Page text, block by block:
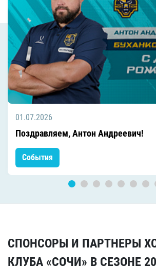
01.07.2026
Поздравляем, Антон Андреевич!
События
СПОНСОРЫ И ПАРТНЕРЫ
КЛУБА «СОЧИ» В СЕЗОНЕ